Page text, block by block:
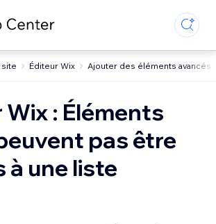
Éditeur Wix Ajouter des éléments avancés
Wix : Éléments
pas être
à une liste